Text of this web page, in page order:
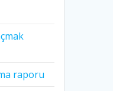
raporu